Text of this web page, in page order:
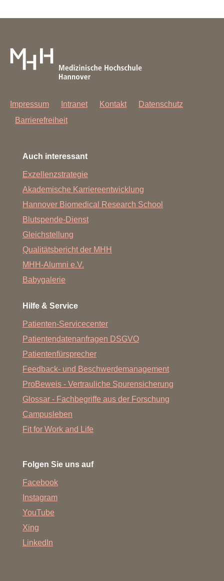
Dr. Stefan Lienenklaus
(IVIS, FMT, µCT)
+49 511 532-7385
Impressum
Intranet Kontakt
Datenschutz
Barrierefreiheit
Auch interessant
Exzellenzstrategie
Akademische Karriereentwicklung
Hannover Biomedical Research School
Blutspende-Dienst
Gleichstellung
Qualitätsbericht der MHH
MHH-Alumni e.V.
Babygalerie
Hilfe & Service
Patienten-Servicecenter
Patientendatenanfragen DSGVO
Patientenfürsprecher
Feedback- und Beschwerdemanagement
ProBeweis - Vertrauliche Spurensicherung
Glossar - Fachbegriffe aus der Forschung
Campusleben
Fit for Work and Life
Folgen Sie uns auf
Facebook
Instagram
YouTube
Xing
LinkedIn